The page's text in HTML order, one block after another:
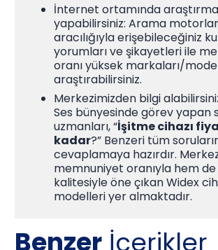
İnternet ortamında araştırma
yapabilirsiniz: Arama
aracılığıyla erişebileceğiniz
yorumları ve şikayetleri ile
oranı yüksek markaları/
araştırabilirsiniz.
Merkezimizden bilgi
Ses bünyesinde görev yapan
uzmanları, “İşitme cihazı
kadar?” Benzeri tüm
cevaplamaya hazırdır.
memnuniyet oranıyla hem
kalitesiyle öne çıkan Widex
modelleri yer almaktadır.
Benzer İçerikler